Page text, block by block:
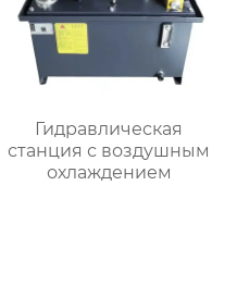
Гидравлическая
станция с воздушным
охлаждением